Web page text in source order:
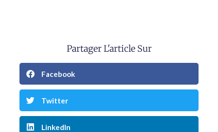
Partager L'article Sur
Facebook
Twitter
LinkedIn